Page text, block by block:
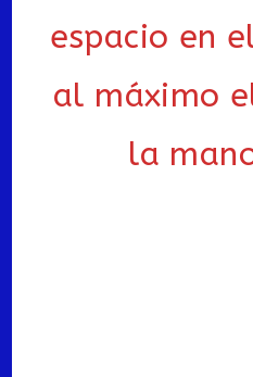
espacio en
al máximo
la